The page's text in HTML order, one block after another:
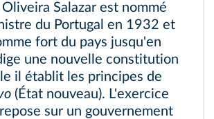
Salazar est nommé
du Portugal en 1932 et
fort du pays jusqu'en
une nouvelle constitution
il établit les principes de
(État nouveau). L'exercice
sur un gouvernement